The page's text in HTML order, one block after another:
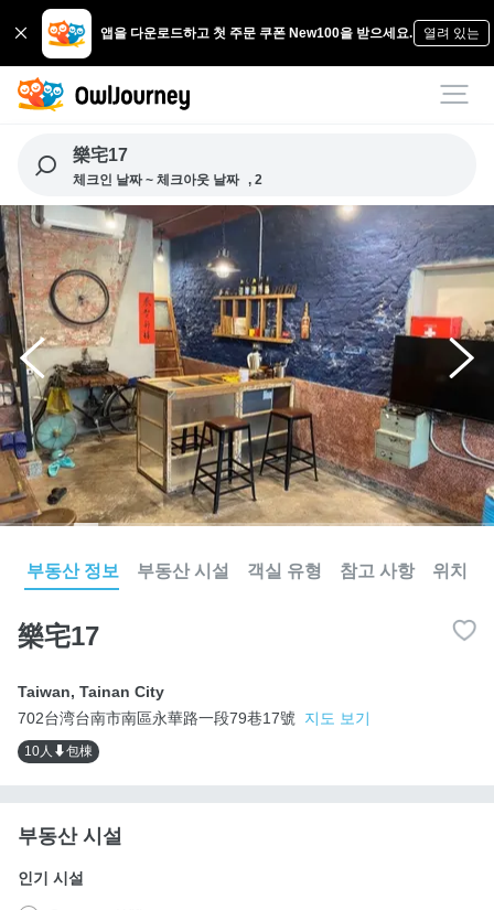
앱을 다운로드하고 첫 주문 쿠폰 New100을 받으세요. 열려 있는
樂宅17
체크인 날짜 ~ 체크아웃 날짜 , 2
부동산 정보 부동산 시설 객실 유형 참고 사항 위치
樂宅17
Taiwan, Tainan City
702台湾台南市南區永華路一段79巷17號
지도 보기
10人⬇包棟
부동산 시설
인기 시설